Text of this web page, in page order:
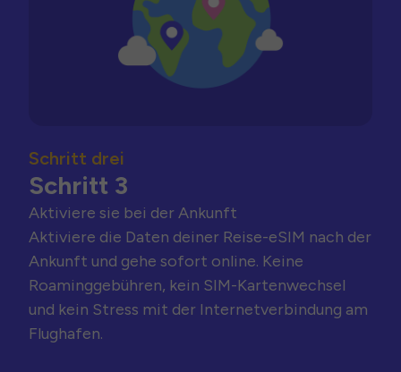
Schritt drei
Schritt 3
Aktiviere sie bei der Ankunft
Aktiviere die Daten deiner Reise-eSIM nach der
Ankunft und gehe sofort online. Keine
Roaminggebühren, kein SIM-Kartenwechsel
und kein Stress mit der Internetverbindung am
Flughafen.